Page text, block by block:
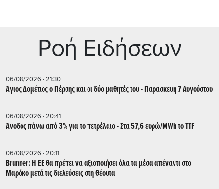
Ρoή Ειδήσεων
06/08/2026 - 21:30
Άγιος Δομέτιος ο Πέρσης και οι δύο μαθητές του - Παρασκευή 7 Αυγούστου
06/08/2026 - 20:41
Άνοδος πάνω από 3% για το πετρέλαιο - Στα 57,6 ευρώ/MWh το TTF
06/08/2026 - 20:11
Brunner: Η ΕΕ θα πρέπει να αξιοποιήσει όλα τα μέσα απέναντι στο
Μαρόκο μετά τις διελεύσεις στη Θέουτα